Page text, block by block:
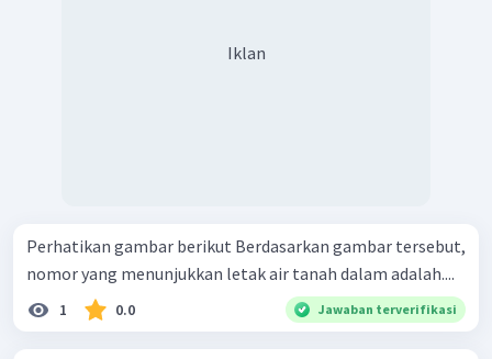
Iklan
Perhatikan gambar berikut Berdasarkan gambar tersebut,
nomor yang menunjukkan letak air tanah dalam adalah....
1 0.0 Jawaban terverifikasi